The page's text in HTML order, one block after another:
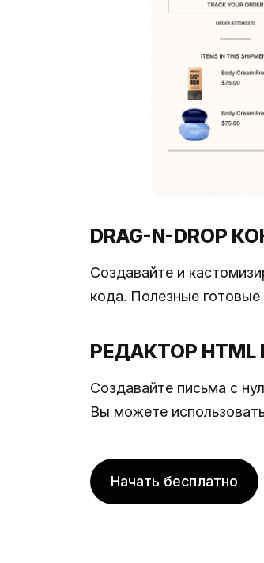
DRAG-N-DROP
Создавайте и
кода. Полезные
РЕДАКТОР HTML
Создавайте письма с
Вы можете
Начать бесплатно